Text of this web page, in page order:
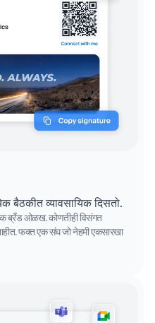
व्यावसायिक दिसतो.
ब्रँड ओळख. कोणतीही विसंगत
फक्त एक संघ जो नेहमी एकसारखा